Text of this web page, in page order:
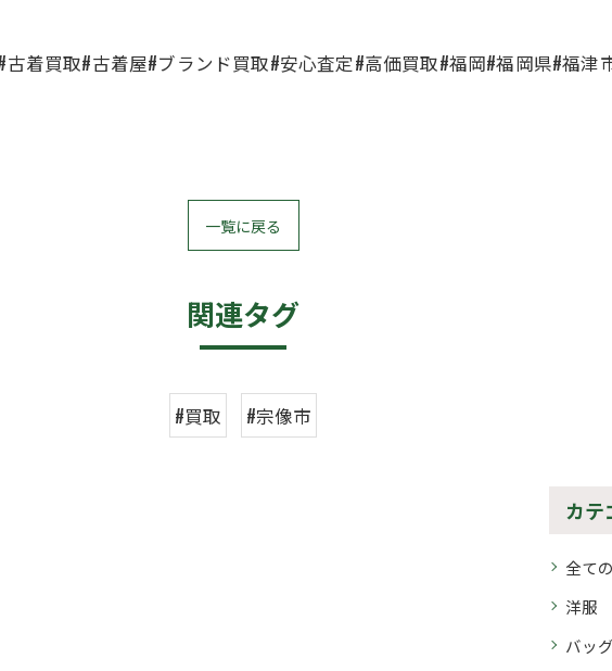
着買取#古着屋#ブランド買取#安心査定#高価買取#福岡#福岡県#福津
一覧に戻る
関連タグ
#買取 #宗像市
カテ
全て
洋服
バッグ